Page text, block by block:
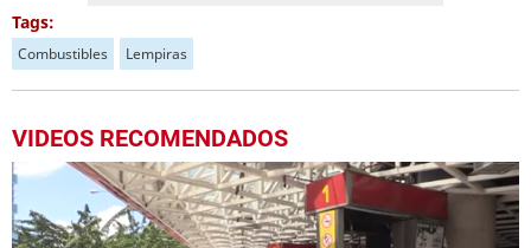
Tags:
Combustibles Lempiras
VIDEOS RECOMENDADOS